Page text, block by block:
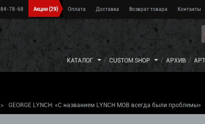
КАТАЛОГ CUSTOM SHOP АРХИВ
78-68 Акции(29) Оплата Доставка Возврат товара Контакты
> GEORGE LYNCH: «С названием LYNCH MOB всегда были проблемы»